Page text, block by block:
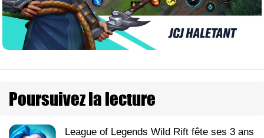
Poursuivez la lecture
League of Legends Wild Rift fête ses 3 ans